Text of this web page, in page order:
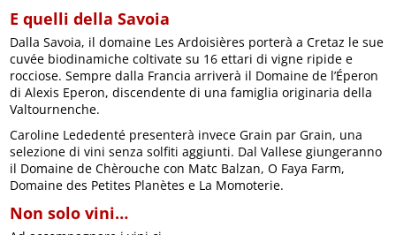
E quelli della Savoia
Dalla Savoia, il domaine Les Ardoisières porterà a Cretaz le sue
cuvée biodinamiche coltivate su 16 ettari di vigne ripide e
rocciose. Sempre dalla Francia arriverà il Domaine de l’Éperon
di Alexis Eperon, discendente di una famiglia originaria della
Valtournenche.
Caroline Lededenté presenterà invece Grain par Grain, una
selezione di vini senza solfiti aggiunti. Dal Vallese giungeranno
il Domaine de Chèrouche con Matc Balzan, O Faya Farm,
Domaine des Petites Planètes e La Momoterie.
Non solo vini…